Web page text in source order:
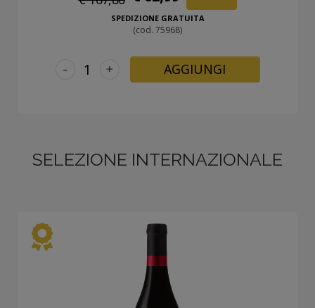
SPEDIZIONE GRATUITA
(cod. 75968)
+
- AGGIUNGI
SELEZIONE INTERNAZIONALE